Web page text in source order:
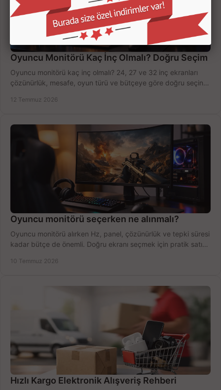
Oyuncu Monitörü Kaç İnç Olmalı? Doğru Seçim
Oyuncu monitörü kaç inç olmalı? 24, 27 ve 32 inç ekranları
çözünürlük, mesafe, oyun türü ve bütçeye göre doğru seçin,
12 Temmuz 2026
Oyuncu monitörü seçerken ne alınmalı?
Oyuncu monitörü alırken Hz, panel, çözünürlük ve tepki süresi
kadar bütçe de önemli. Doğru ekranı seçmek için pratik satın
10 Temmuz 2026
Hızlı Kargo Elektronik Alışveriş Rehberi